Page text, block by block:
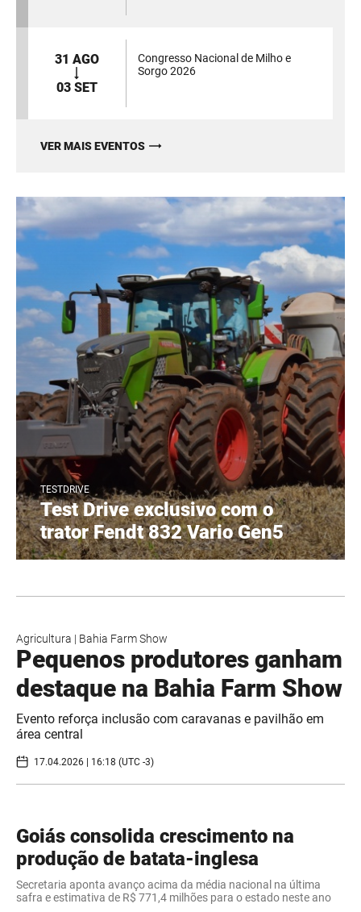
31 AGO
03 SET
Congresso Nacional de Milho e
Sorgo 2026
VER MAIS EVENTOS
TESTDRIVE
Test Drive exclusivo com o
trator Fendt 832 Vario Gen5
Agricultura | Bahia Farm Show
Pequenos produtores ganham
destaque na Bahia Farm Show
Evento reforça inclusão com caravanas e pavilhão em
área central
17.04.2026 | 16:18 (UTC -3)
Goiás consolida crescimento na
produção de batata-inglesa
Secretaria aponta avanço acima da média nacional na última
safra e estimativa de R$ 771,4 milhões para o estado neste ano